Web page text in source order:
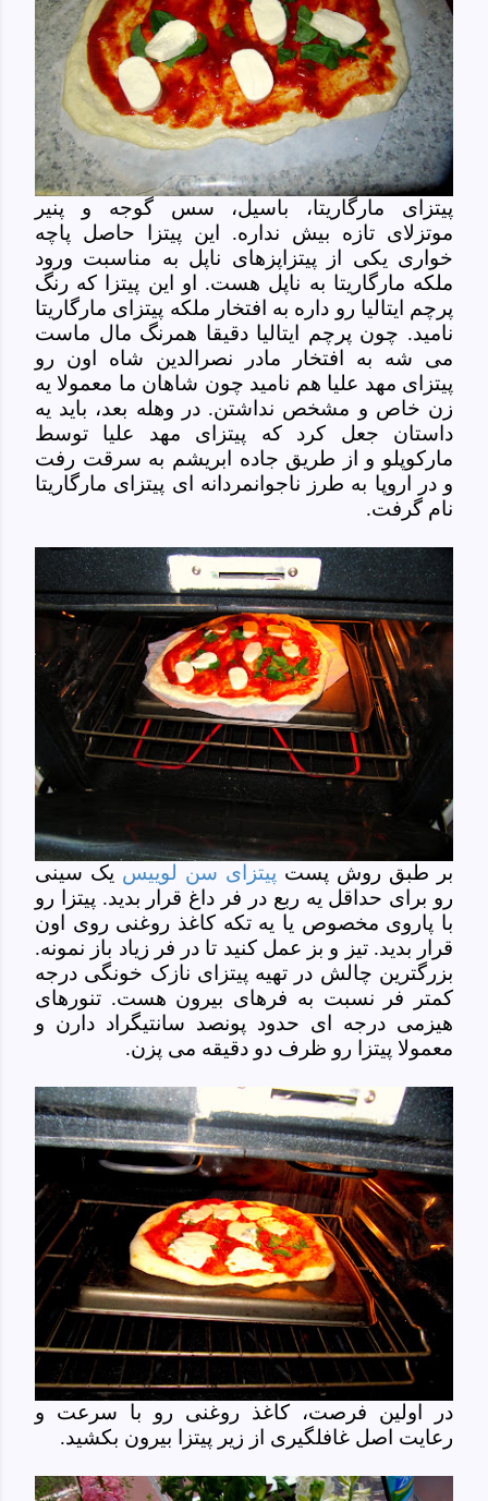
پیتزای مارگاریتا، باسیل، سس گوجه و پنیر
موتزلای تازه بیش نداره. این پیتزا حاصل پاچه
خواری یکی از پیتزاپزهای ناپل به مناسبت ورود
ملکه مارگاریتا به ناپل هست. او این پیتزا که رنگ
پرچم ایتالیا رو داره به افتخار ملکه پیتزای مارگاریتا
نامید. چون پرچم ایتالیا دقیقا همرنگ مال ماست
می شه به افتخار مادر نصرالدین شاه اون رو
پیتزای مهد علیا هم نامید چون شاهان ما معمولا یه
زن خاص و مشخص نداشتن. در وهله بعد، باید یه
داستان جعل کرد که پیتزای مهد علیا توسط
مارکوپلو و از طریق جاده ابریشم به سرقت رفت
و در اروپا به طرز ناجوانمردانه ای پیتزای مارگاریتا
نام گرفت.
بر طبق روش پست پیتزای سن لوییس یک سینی
رو برای حداقل یه ربع در فر داغ قرار بدید. پیتزا رو
با پاروی مخصوص یا یه تکه کاغذ روغنی روی اون
قرار بدید. تیز و بز عمل کنید تا در فر زیاد باز نمونه.
بزرگترین چالش در تهیه پیتزای نازک خونگی درجه
کمتر فر نسبت به فرهای بیرون هست. تنورهای
هیزمی درجه ای حدود پونصد سانتیگراد دارن و
معمولا پیتزا رو ظرف دو دقیقه می پزن.
در اولین فرصت، کاغذ روغنی رو با سرعت و
رعایت اصل غافلگیری از زیر پیتزا بیرون بکشید.